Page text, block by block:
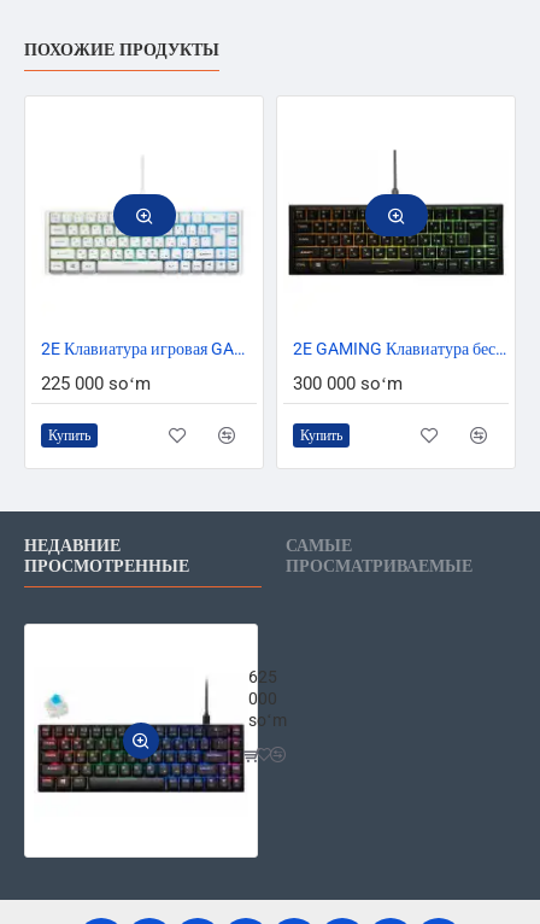
ПОХОЖИЕ ПРОДУКТЫ
2E Клавиатура игровая GAMING KG350 RGB 68key USB Белый Ukr
225 000 soʻm
Купить
2E GAMING Клавиатура беспроводная игровая KG360 RGB 68key USB Black Ukr
300 000 soʻm
Купить
НЕДАВНИЕ
ПРОСМОТРЕННЫЕ
САМЫЕ
ПРОСМАТРИВАЕМЫЕ
625
000
soʻm